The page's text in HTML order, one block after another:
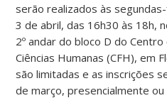
serão realizados às
3 de abril, das 16h30 às 18h,
2º andar do bloco D do
Ciências Humanas (CFH), em
são limitadas e as inscrições
de março, presencialmente